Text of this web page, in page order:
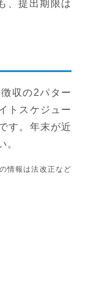
、提出期限は
収の2パター
トスケジュー
す。年末が近
。
情報は法改正など